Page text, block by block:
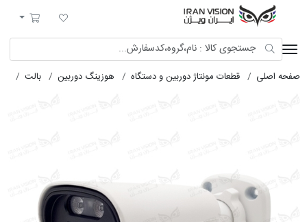
لیست مورد علاقه
سبد خرید
صفحه اصلی قطعات مونتاژ دوربین و دستگاه هوزینگ دوربین بالت